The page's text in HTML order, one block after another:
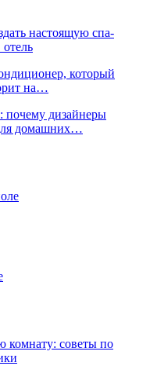
настоящую спа-
отель
который
на…
почему дизайнеры
домашних…
комнату: советы по